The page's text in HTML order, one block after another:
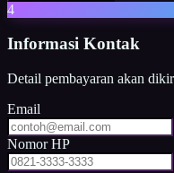
4
Informasi Kontak
Detail pembayaran akan
Email
Nomor HP